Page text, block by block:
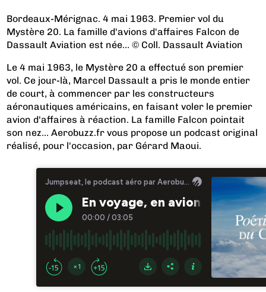
Bordeaux-Mérignac. 4 mai 1963. Premier vol du
Mystère 20. La famille d'avions d'affaires Falcon de
Dassault Aviation est née… © Coll. Dassault Aviation
Le 4 mai 1963, le Mystère 20 a effectué son premier
vol. Ce jour-là, Marcel Dassault a pris le monde entier
de court, à commencer par les constructeurs
aéronautiques américains, en faisant voler le premier
avion d'affaires à réaction. La famille Falcon pointait
son nez… Aerobuzz.fr vous propose un podcast original
réalisé, pour l'occasion, par Gérard Maoui.